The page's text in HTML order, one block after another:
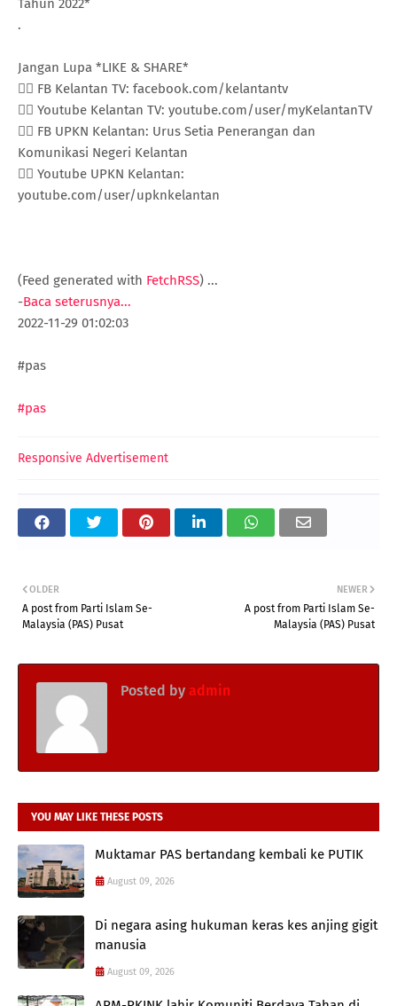
Tahun 2022*
.
Jangan Lupa *LIKE & SHARE*
👍🏼 FB Kelantan TV: facebook.com/kelantantv
👍🏼 Youtube Kelantan TV: youtube.com/user/myKelantanTV
👍🏼 FB UPKN Kelantan: Urus Setia Penerangan dan
Komunikasi Negeri Kelantan
👍🏼 Youtube UPKN Kelantan:
youtube.com/user/upknkelantan
(Feed generated with FetchRSS) ...
-Baca seterusnya...
2022-11-29 01:02:03
#pas
#pas
Responsive Advertisement
NEWER
A post from Parti Islam Se-
Malaysia (PAS) Pusat
OLDER
A post from Parti Islam Se-
Malaysia (PAS) Pusat
Posted by admin
YOU MAY LIKE THESE POSTS
Muktamar PAS bertandang kembali ke PUTIK
August 09, 2026
Di negara asing hukuman keras kes anjing gigit
manusia
August 09, 2026